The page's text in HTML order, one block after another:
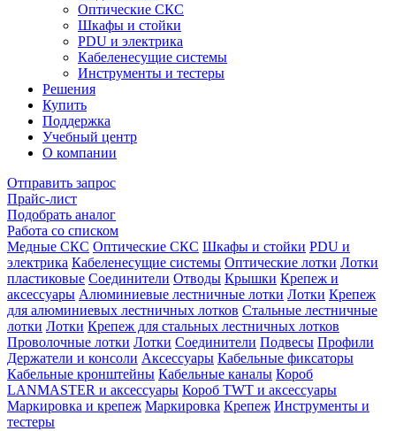
Оптические СКС
Шкафы и стойки
PDU и электрика
Кабеленесущие системы
Инструменты и тестеры
Решения
Купить
Поддержка
Учебный центр
О компании
Отправить запрос
Прайс-лист
Подобрать аналог
Работа со списком
Медные СКС Оптические СКС Шкафы и стойки PDU и
электрика Кабеленесущие системы Оптические лотки Лотки
пластиковые Соединители Отводы Крышки Крепеж и
аксессуары Алюминиевые лестничные лотки Лотки Крепеж
для алюминиевых лестничных лотков Стальные лестничные
лотки Лотки Крепеж для стальных лестничных лотков
Проволочные лотки Лотки Соединители Подвесы Профили
Держатели и консоли Аксессуары Кабельные фиксаторы
Кабельные кронштейны Кабельные каналы Короб
LANMASTER и аксессуары Короб TWT и аксессуары
Маркировка и крепеж Маркировка Крепеж Инструменты и
тестеры